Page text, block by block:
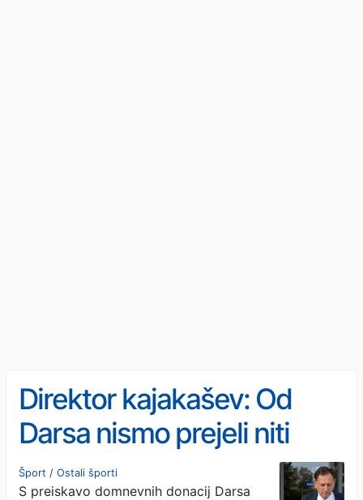
Direktor kajakašev: Od
Darsa nismo prejeli niti
centa
Šport / Ostali športi
S preiskavo domnevnih donacij Darsa